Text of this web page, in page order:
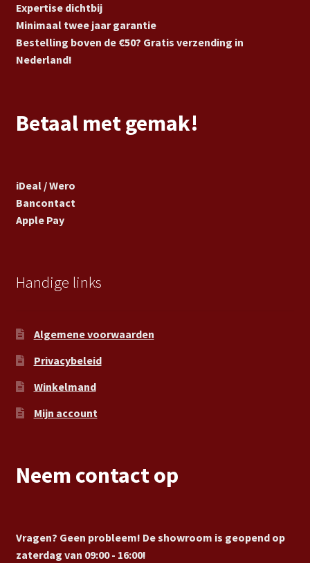
Expertise dichtbij
Minimaal twee jaar garantie
Bestelling boven de €50? Gratis verzending in
Nederland!
Betaal met gemak!
iDeal / Wero
Bancontact
Apple Pay
Handige links
Algemene voorwaarden
Privacybeleid
Winkelmand
Mijn account
Neem contact op
Vragen? Geen probleem! De showroom is geopend op
zaterdag van 09:00 - 16:00!